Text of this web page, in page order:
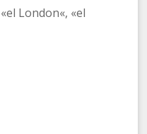
London«, «el